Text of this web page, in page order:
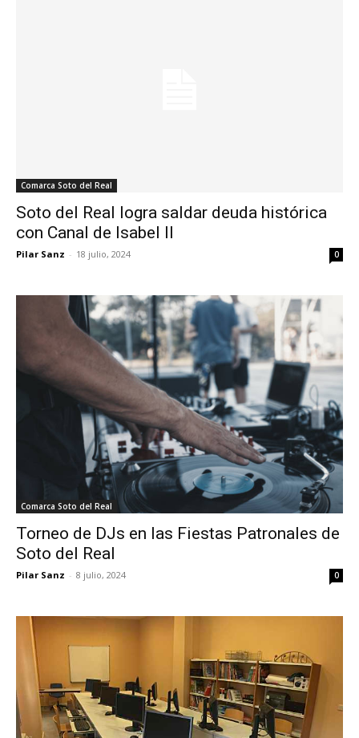
Comarca Soto del Real
Soto del Real logra saldar deuda histórica
con Canal de Isabel II
Pilar Sanz - 18 julio, 2024 0
Comarca Soto del Real
Torneo de DJs en las Fiestas Patronales de
Soto del Real
Pilar Sanz - 8 julio, 2024 0